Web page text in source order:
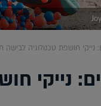
נייקי חושפת טכנולוגיה
נייקי